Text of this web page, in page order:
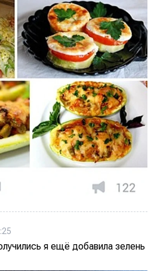
я ещё добавила зелень